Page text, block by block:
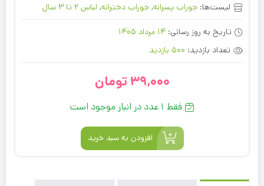
لیست‌ها: جوراب پسرانه, جوراب دخترانه, لباس 2 تا 3 سال
تاریخ به روز رسانی: 14 مرداد 1405
تعداد بازدید: 500 بازدید
39,000 تومان
فقط 1 عدد در انبار موجود است
افزودن به سبد خرید